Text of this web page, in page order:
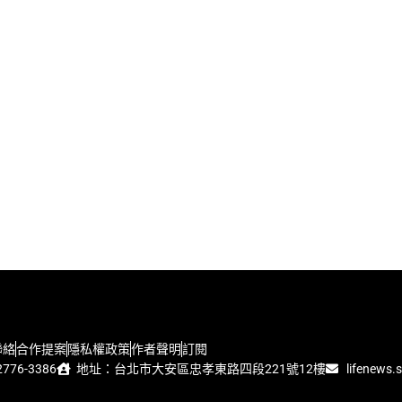
絡合作提案隱私權政策作者聲明訂閱
3386
地址：台北市大安區忠孝東路四段221號12樓